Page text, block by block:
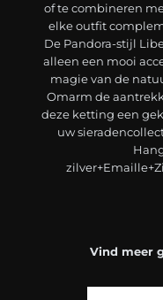
of te combineren
elke outfit
De Pandora-stijl
alleen een mooi
magie van de
Omarm de
deze ketting een
uw
Vind meer